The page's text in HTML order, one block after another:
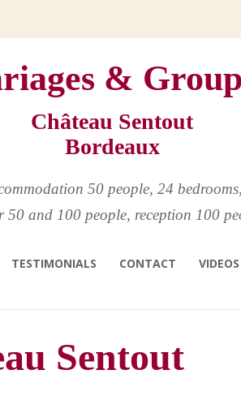
&
Château Sentout
Bordeaux
50 people, 24 bedrooms,
50 and 100 people, reception 100
TESTIMONIALS CONTACT VIDEOS
Sentout